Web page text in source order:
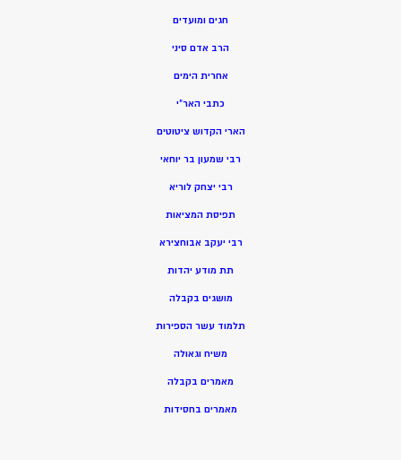
חגים ומועדים
הרב אדם סיני
אחרית הימים
כתבי האר”י
הארי הקדוש ציטוטים
רבי שמעון בר יוחאי
רבי יצחק לוריא
תפיסת המציאות
רבי יעקב אבוחצירא
תת מודע יהדות
מושגים בקבלה
תלמוד עשר הספירות
משיח וגאולה
מאמרים בקבלה
מאמרים בחסידות